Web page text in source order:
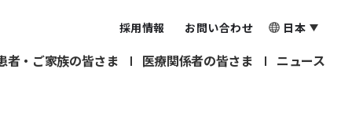
採用情報 お問い合わせ 日本
者・ご家族の皆さま 医療関係者の皆さま ニュース